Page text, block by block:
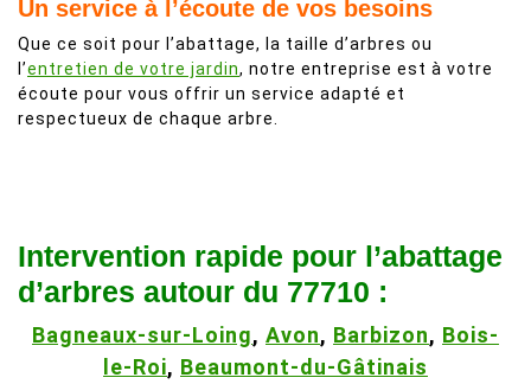
Un service à l’écoute de vos besoins
Que ce soit pour l’abattage, la taille d’arbres ou
l’entretien de votre jardin, notre entreprise est à votre
écoute pour vous offrir un service adapté et
respectueux de chaque arbre.
Intervention rapide pour l’abattage
d’arbres autour du 77710 :
Bagneaux-sur-Loing, Avon, Barbizon, Bois-
le-Roi, Beaumont-du-Gâtinais